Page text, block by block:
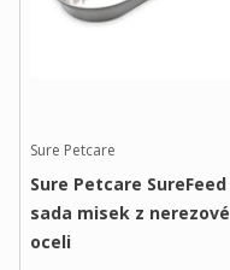
Sure Petcare
Sure Petcare SureFeed
sada misek z nerezové
oceli